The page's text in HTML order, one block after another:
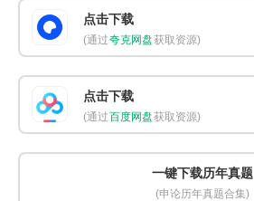
点击下载
(通过夸克网盘获取资源)
点击下载
(通过百度网盘获取资源)
一键下载历年真题
(申论历年真题合集)